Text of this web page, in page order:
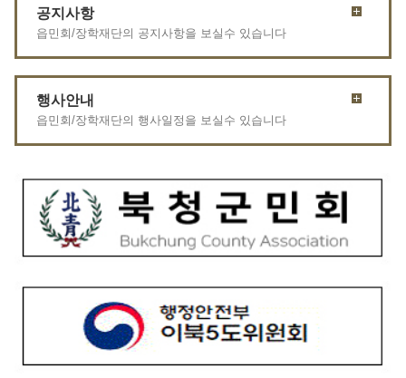
공지사항
읍민회/장학재단의 공지사항을 보실수 있습니다
행사안내
읍민회/장학재단의 행사일정을 보실수 있습니다